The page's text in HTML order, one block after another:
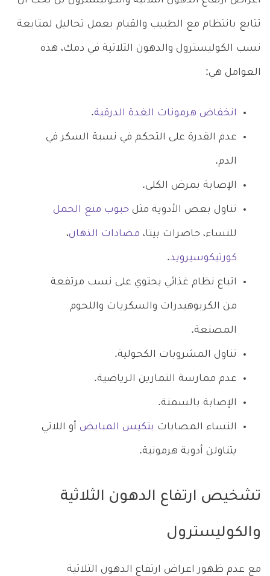
تتابع بانتظام مع الطبيب والقيام بعمل تحاليل لمتابعة
نسب الكوليسترول والدهون الثلاثية في دمك، هذه
العوامل هي:
انخفاض هرمونات الغدة الدرقية.
عدم القدرة على التحكم في نسبة السكر في
الدم.
الإصابة بمرض الكلى.
تناول بعض الأدوية مثل حبوب منع الحمل
للنساء، حاصرات بيتا، مضادات الذهان،
كورتيكوسيرويد.
اتباع نظام غذائي يحتوي على نسب مرتفعة
من الكربوهيدرات والسكريات واللحوم
المصنعة.
تناول المشروبات الكحولية.
عدم ممارسة التمارين الرياضية.
الإصابة بالسمنة.
النساء المصابات بتكيس المبايض أو اللاتي
يتناولن أدوية هرمونية.
تشخيص ارتفاع الدهون الثلاثية
والكوليسترول
مع عدم ظهور اعراض ارتفاع الدهون الثلاثية